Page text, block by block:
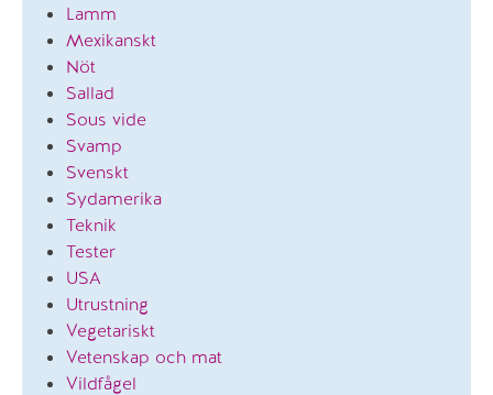
Lamm
Mexikanskt
Nöt
Sallad
Sous vide
Svamp
Svenskt
Sydamerika
Teknik
Tester
USA
Utrustning
Vegetariskt
Vetenskap och mat
Vildfågel